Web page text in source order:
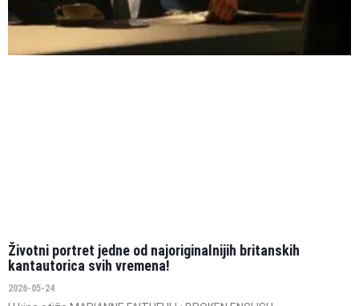
Životni portret jedne od najoriginalnijih britanskih
kantautorica svih vremena!
2026-05-24